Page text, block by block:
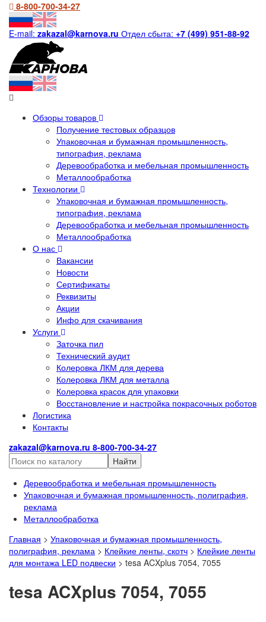
8-800-700-34-27
E-mail: zakazal@karnova.ru Отдел сбыта: +7 (499) 951-88-92
Обзоры товаров
Получение тестовых образцов
Упаковочная и бумажная промышленность,
типография, реклама
Деревообработка и мебельная промышленность
Металлообработка
Технологии
Упаковочная и бумажная промышленность,
типография, реклама
Деревообработка и мебельная промышленность
Металлообработка
О нас
Вакансии
Новости
Сертификаты
Реквизиты
Акции
Инфо для скачивания
Услуги
Заточка пил
Технический аудит
Колеровка ЛКМ для дерева
Колеровка ЛКМ для металла
Колеровка красок для упаковки
Восстановление и настройка покрасочных роботов
Логистика
Контакты
zakazal@karnova.ru 8-800-700-34-27
Найти
Деревообработка и мебельная промышленность
Упаковочная и бумажная промышленность, полиграфия,
реклама
Металлообработка
Главная > Упаковочная и бумажная промышленность,
полиграфия, реклама > Клейкие ленты, скотч > Клейкие ленты
для монтажа LED подвески > tesa ACXplus 7054, 7055
tesa ACXplus 7054, 7055